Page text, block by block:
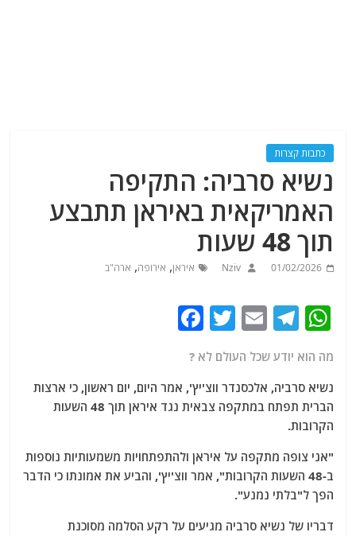
כתבות קצרות
נשיא סרביה: התקיפה
האמריקאית באיראן תתבצע
תוך 48 שעות
01/02/2026
Nziv איראן, אירופה, ארה"ב
W
at
s
A
p
p
T
e
g
ra
m
E
m
ai
l
T
w
itt
er
e
b
o
o
מה הוא יודע שכל העולם לא ?
נשיא סרביה, אלכסנדר ווצ'יץ', אמר היום, יום ראשון, כי ארצות
הברית תפתח במתקפה צבאית נגד איראן תוך 48 השעות
הקרובות.
"אני צופה מתקפה על איראן ולהתפתחויות משמעותיות נוספות
ב-48 השעות הקרובות", אמר ווצ'יץ', והביע את אמונתו כי הדבר
הפך ל"בלתי נמנע".
דבריו של נשיא סרביה מגיעים על רקע הסלמה מסוכנת